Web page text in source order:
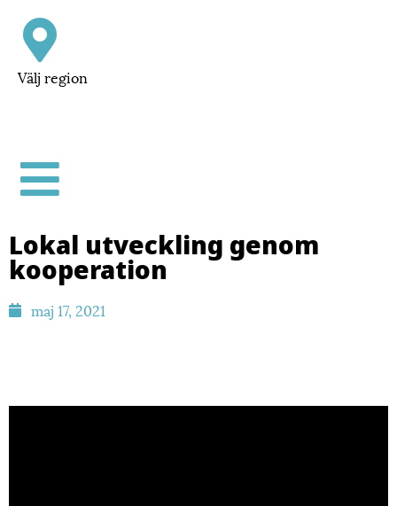
Välj region
Lokal utveckling genom
kooperation
maj 17, 2021